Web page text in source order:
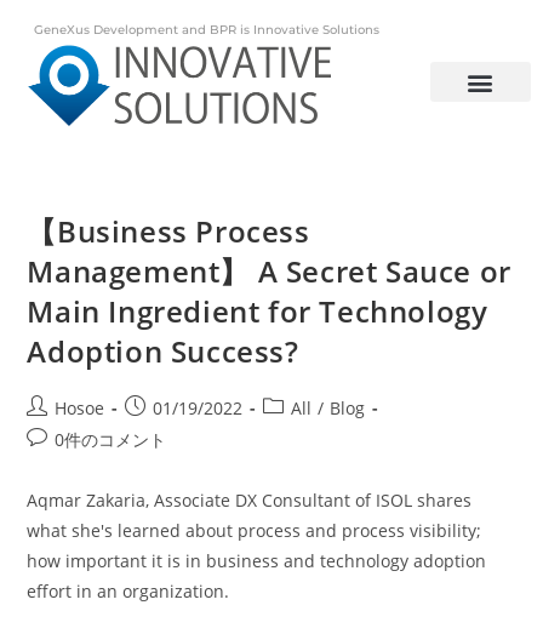
GeneXus Development and BPR is Innovative Solutions
【Business Process
Management】 A Secret Sauce or
Main Ingredient for Technology
Adoption Success?
Hosoe 01/19/2022 All / Blog
0件のコメント
Aqmar Zakaria, Associate DX Consultant of ISOL shares
what she's learned about process and process visibility;
how important it is in business and technology adoption
effort in an organization.